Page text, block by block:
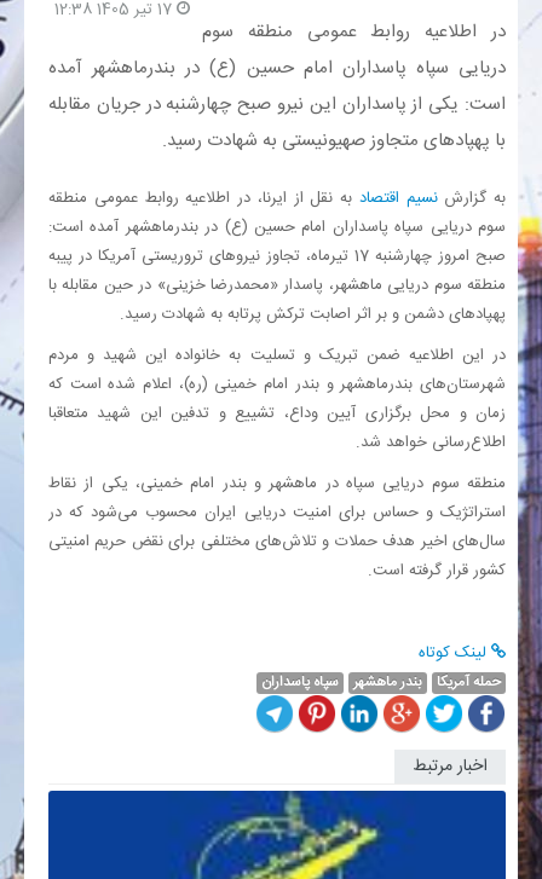
بانک
انرژی
در اطلاعیه‌ روابط عمومی منطقه سوم
دریایی سپاه پاسداران امام حسین (ع) در بندرماهشهر آمده
است: یکی از پاسداران این نیرو صبح چهارشنبه در جریان مقابله
با پهپادهای متجاوز صهیونیستی به شهادت رسید.
به گزارشنسیم اقتصاد به نقل از ایرنا، در اطلاعیه‌ روابط عمومی منطقه
سوم دریایی سپاه پاسداران امام حسین (ع) در بندرماهشهر آمده است:
صبح امروز چهارشنبه 17 تیرماه، تجاوز نیروهای تروریستی آمریکا در پیبه
منطقه سوم دریایی ماهشهر، پاسدار «محمدرضا خزینی» در حین مقابله با
پهپادهای دشمن و بر اثر اصابت ترکش پرتابه به شهادت رسید.
در این اطلاعیه ضمن تبریک و تسلیت به خانواده این شهید و مردم
شهرستان‌های بندرماهشهر و بندر امام خمینی (ره)، اعلام شده است که
زمان و محل برگزاری آیین وداع، تشییع و تدفین این شهید متعاقبا
اطلاع‌رسانی خواهد شد.
منطقه سوم دریایی سپاه در ماهشهر و بندر امام خمینی، یکی از نقاط
استراتژیک و حساس برای امنیت دریایی ایران محسوب می‌شود که در
سال‌های اخیر هدف حملات و تلاش‌های مختلفی برای نقض حریم امنیتی
کشور قرار گرفته است.
لینک کوتاه
حمله آمریکا بندر ماهشهر سپاه پاسداران
اخبار مرتبط